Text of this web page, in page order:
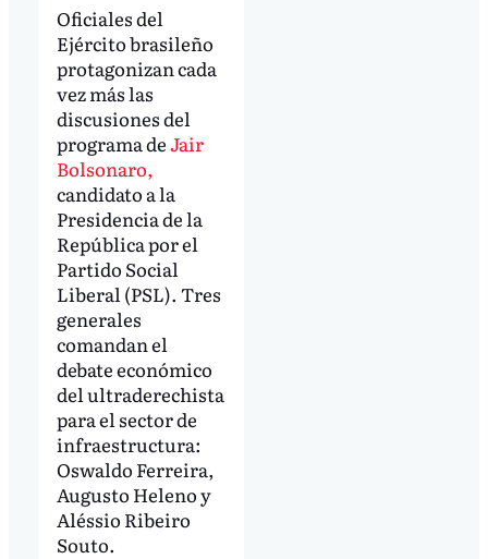
Oficiales del
Ejército brasileño
protagonizan cada
vez más las
discusiones del
programa deJair
Bolsonaro,
candidato a la
Presidencia de la
República por el
Partido Social
Liberal (PSL). Tres
generales
comandan el
debate económico
del ultraderechista
para el sector de
infraestructura:
Oswaldo Ferreira,
Augusto Heleno y
Aléssio Ribeiro
Souto.